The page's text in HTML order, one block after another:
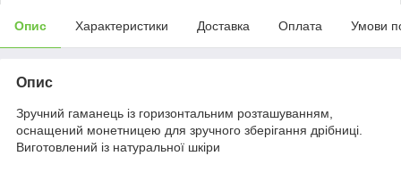
Опис Характеристики Доставка Оплата Умови
Опис
Зручний гаманець із горизонтальним розташуванням,
оснащений монетницею для зручного зберігання дрібниці.
Виготовлений із натуральної шкіри